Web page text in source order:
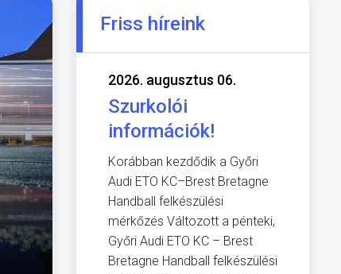
Friss híreink
2026. augusztus 06.
Szurkolói
információk!
Korábban kezdődik a Győri
Audi ETO KC–Brest Bretagne
Handball felkészülési
mérkőzés Változott a pénteki,
Győri Audi ETO KC – Brest
Bretagne Handball felkészülési